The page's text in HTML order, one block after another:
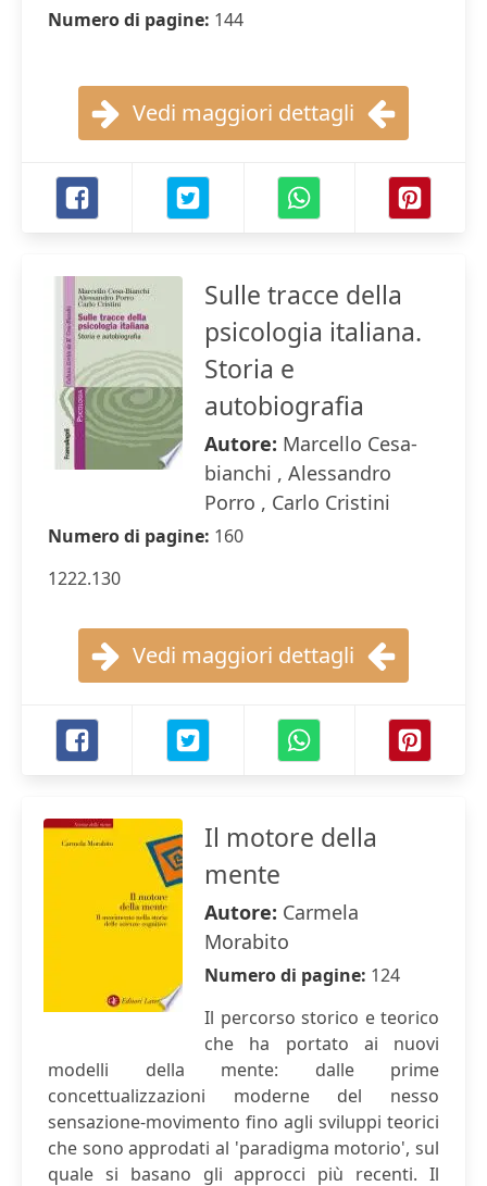
Numero di pagine: 144
Vedi maggiori dettagli
Sulle tracce della
psicologia italiana.
Storia e
autobiografia
Autore: Marcello Cesa-
bianchi , Alessandro
Porro , Carlo Cristini
Numero di pagine: 160
1222.130
Vedi maggiori dettagli
Il motore della
mente
Autore: Carmela
Morabito
Numero di pagine: 124
Il percorso storico e teorico
che ha portato ai nuovi
modelli della mente: dalle prime
concettualizzazioni moderne del nesso
sensazione-movimento fino agli sviluppi teorici
che sono approdati al 'paradigma motorio', sul
quale si basano gli approcci più recenti. Il